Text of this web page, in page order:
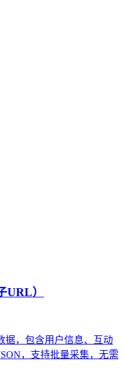
URL）
据，包含用户信息、互动
，支持批量采集，无需